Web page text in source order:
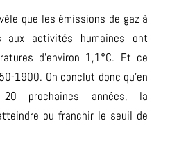
que les émissions de gaz à
activités humaines ont
d’environ 1,1°C. Et ce
1900. On conclut donc qu’en
prochaines années, la
ou franchir le seuil de